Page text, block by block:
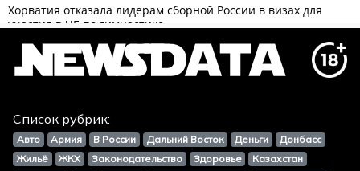
Список рубрик:
Авто Армия В России Дальний Восток Деньги
Донбасс
Жильё
ЖКХ Законодательство Здоровье
Казахстан